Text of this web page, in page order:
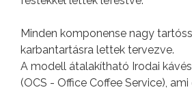
Minden komponense nagy
karbantartásra lettek tervezve.
A modell átalakítható Irodai
(OCS - Office Coffee Service),